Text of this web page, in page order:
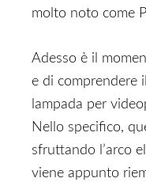
molto noto come
Adesso è il
e di comprendere
lampada per
Nello specifico,
sfruttando l’arco
viene appunto